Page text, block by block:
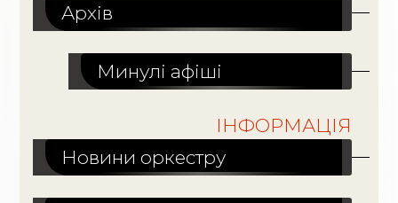
Архів
Минулі афіші
ІНФОРМАЦІЯ
Новини оркестру